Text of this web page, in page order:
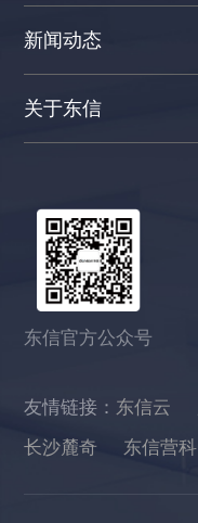
新闻动态
关于东信
东信官方公众号
友情链接： 东信云
长沙麓奇
东信营科